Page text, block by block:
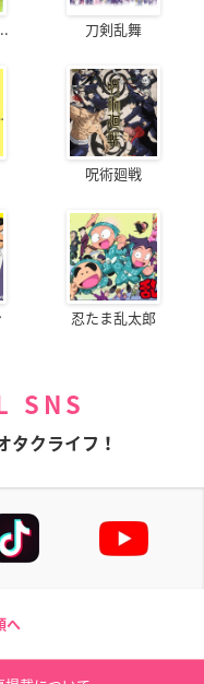
刀剣乱舞
呪術廻戦
忍たま乱太郎
SNS
タクライフ！
へ